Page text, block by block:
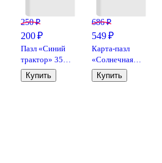
250 ₽
200 ₽
Пазл «Синий
трактор» 35
элементов, Step
Puzzle
Купить
686 ₽
549 ₽
Карта-пазл
«Солнечная
система» 260
элементов,
Купить